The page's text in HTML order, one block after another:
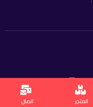
المتجر اتصال